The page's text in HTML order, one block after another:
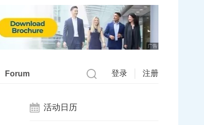
广告
Forum 登录 注册
活动日历